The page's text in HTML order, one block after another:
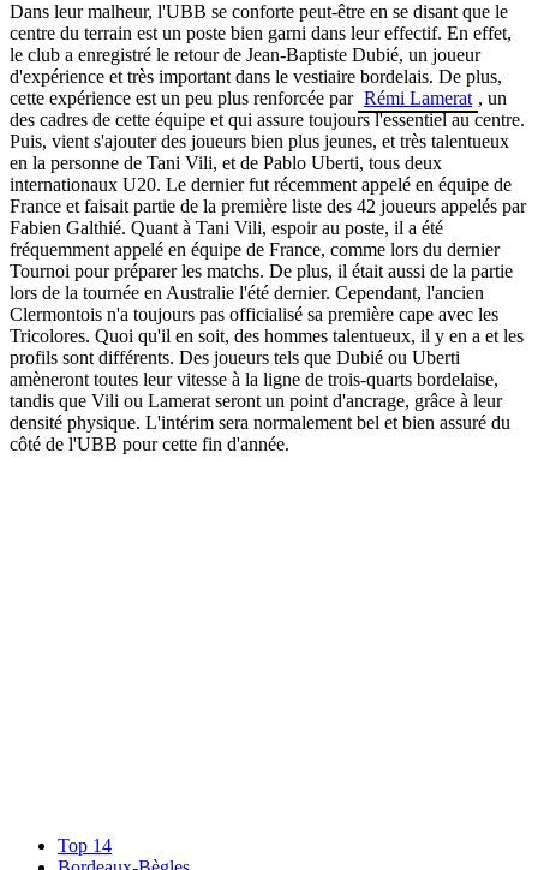
Dans leur malheur, l'UBB se conforte peut-être en se disant que le
centre du terrain est un poste bien garni dans leur effectif. En effet,
le club a enregistré le retour de Jean-Baptiste Dubié, un joueur
d'expérience et très important dans le vestiaire bordelais. De plus,
cette expérience est un peu plus renforcée par Rémi Lamerat , un
des cadres de cette équipe et qui assure toujours l'essentiel au centre.
Puis, vient s'ajouter des joueurs bien plus jeunes, et très talentueux
en la personne de Tani Vili, et de Pablo Uberti, tous deux
internationaux U20. Le dernier fut récemment appelé en équipe de
France et faisait partie de la première liste des 42 joueurs appelés par
Fabien Galthié. Quant à Tani Vili, espoir au poste, il a été
fréquemment appelé en équipe de France, comme lors du dernier
Tournoi pour préparer les matchs. De plus, il était aussi de la partie
lors de la tournée en Australie l'été dernier. Cependant, l'ancien
Clermontois n'a toujours pas officialisé sa première cape avec les
Tricolores. Quoi qu'il en soit, des hommes talentueux, il y en a et les
profils sont différents. Des joueurs tels que Dubié ou Uberti
amèneront toutes leur vitesse à la ligne de trois-quarts bordelaise,
tandis que Vili ou Lamerat seront un point d'ancrage, grâce à leur
densité physique. L'intérim sera normalement bel et bien assuré du
côté de l'UBB pour cette fin d'année.
Top 14